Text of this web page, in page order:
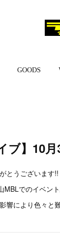
GOODS
ブ】10月
とうございます!!
MBLでのイベン
響により色々と